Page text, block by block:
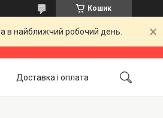
Кошик
в найближчий робочий день.
Доставка і оплата